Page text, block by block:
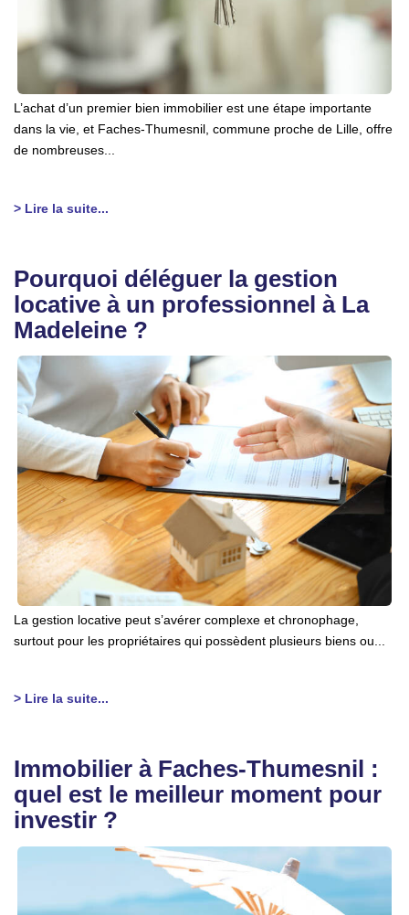
L’achat d’un premier bien immobilier est une étape importante
dans la vie, et Faches-Thumesnil, commune proche de Lille, offre
de nombreuses...
> Lire la suite...
Pourquoi déléguer la gestion
locative à un professionnel à La
Madeleine ?
La gestion locative peut s’avérer complexe et chronophage,
surtout pour les propriétaires qui possèdent plusieurs biens ou...
> Lire la suite...
Immobilier à Faches-Thumesnil :
quel est le meilleur moment pour
investir ?